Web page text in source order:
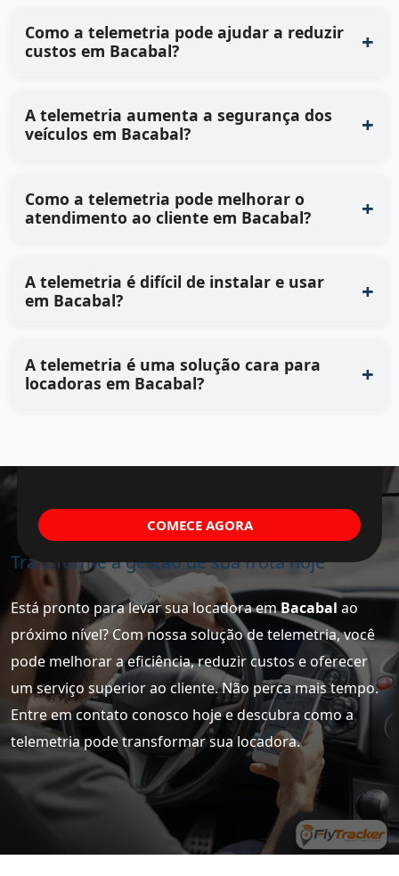
Como a telemetria pode ajudar a reduzir
custos em Bacabal?
A telemetria aumenta a segurança dos
veículos em Bacabal?
Como a telemetria pode melhorar o
atendimento ao cliente em Bacabal?
A telemetria é difícil de instalar e usar
em Bacabal?
A telemetria é uma solução cara para
locadoras em Bacabal?
Transforme a gestão de sua frota hoje
Está pronto para levar sua locadora emBacabal ao
próximo nível? Com nossa solução de telemetria, você
pode melhorar a eficiência, reduzir custos e oferecer
um serviço superior ao cliente. Não perca mais tempo.
Entre em contato conosco hoje e descubra como a
telemetria pode transformar sua locadora.
COMECE AGORA